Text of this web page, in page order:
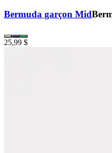
Bermuda garçon Mid
25,99 $